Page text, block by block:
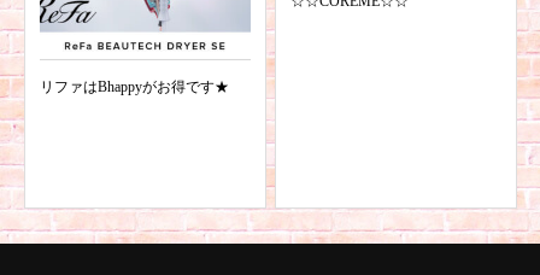
リファはBhappyがお得です★